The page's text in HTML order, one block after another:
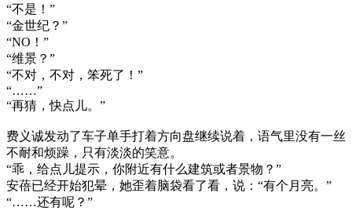
“不是！”
“金世纪？”
“NO！”
“维景？”
“不对，不对，笨死了！”
“……”
“再猜，快点儿。”
费义诚发动了车子单手打着方向盘继续说着，语气里没有一丝
不耐和烦躁，只有淡淡的笑意。
“乖，给点儿提示，你附近有什么建筑或者景物？”
安蓓已经开始犯晕，她歪着脑袋看了看，说：“有个月亮。”
“……还有呢？”